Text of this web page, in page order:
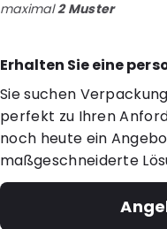
maximal2 Muster
Erhalten Sie eine
Sie suchen
perfekt zu Ihren
noch heute ein
maßgeschneiderte